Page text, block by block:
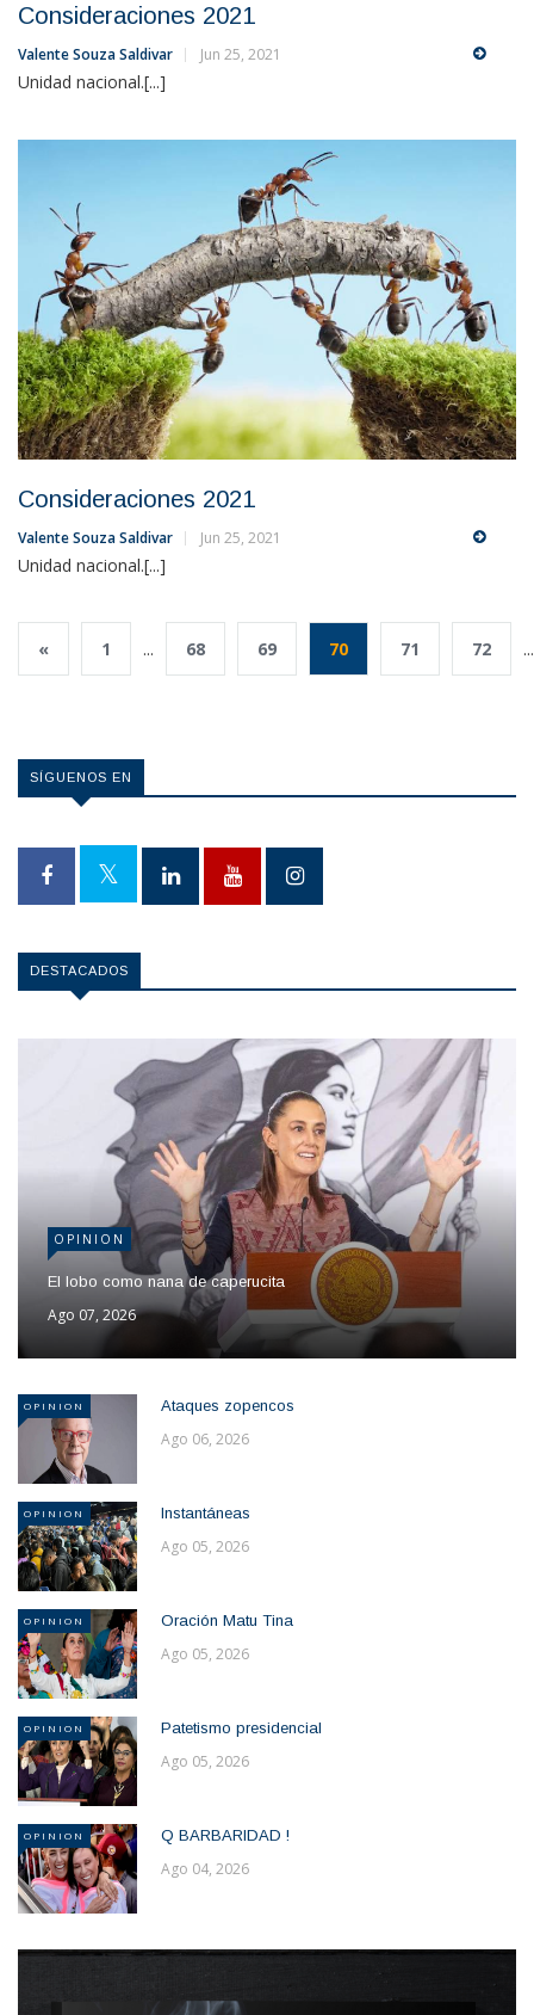
Consideraciones 2021
Valente Souza Saldivar Jun 25, 2021
Unidad nacional.[...]
Consideraciones 2021
Valente Souza Saldivar Jun 25, 2021
Unidad nacional.[...]
« 1 ... 68 69 70 71 72 ...
SÍGUENOS EN
DESTACADOS
OPINION
El lobo como nana de caperucita
Ago 07, 2026
OPINION Ataques zopencos
Ago 06, 2026
OPINION Instantáneas
Ago 05, 2026
OPINION Oración Matu Tina
Ago 05, 2026
OPINION Patetismo presidencial
Ago 05, 2026
OPINION Q BARBARIDAD !
Ago 04, 2026